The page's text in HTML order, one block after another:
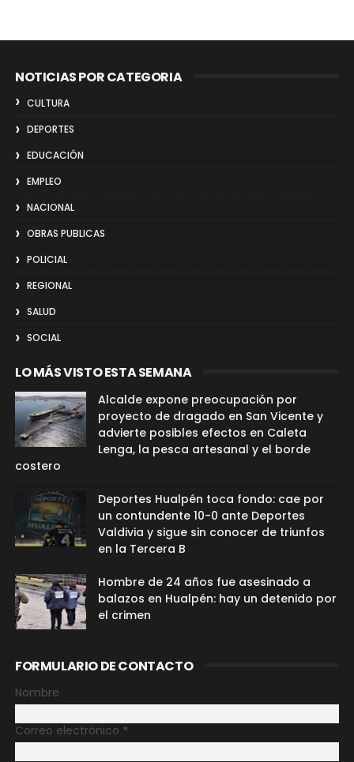
NOTICIAS POR CATEGORIA
CULTURA
DEPORTES
EDUCACIÓN
EMPLEO
NACIONAL
OBRAS PUBLICAS
POLICIAL
REGIONAL
SALUD
SOCIAL
LO MÁS VISTO ESTA SEMANA
Alcalde expone preocupación por
proyecto de dragado en San Vicente y
advierte posibles efectos en Caleta
Lenga, la pesca artesanal y el borde
costero
Deportes Hualpén toca fondo: cae por
un contundente 10-0 ante Deportes
Valdivia y sigue sin conocer de triunfos
en la Tercera B
Hombre de 24 años fue asesinado a
balazos en Hualpén: hay un detenido por
el crimen
FORMULARIO DE CONTACTO
Nombre
Correo electrónico *